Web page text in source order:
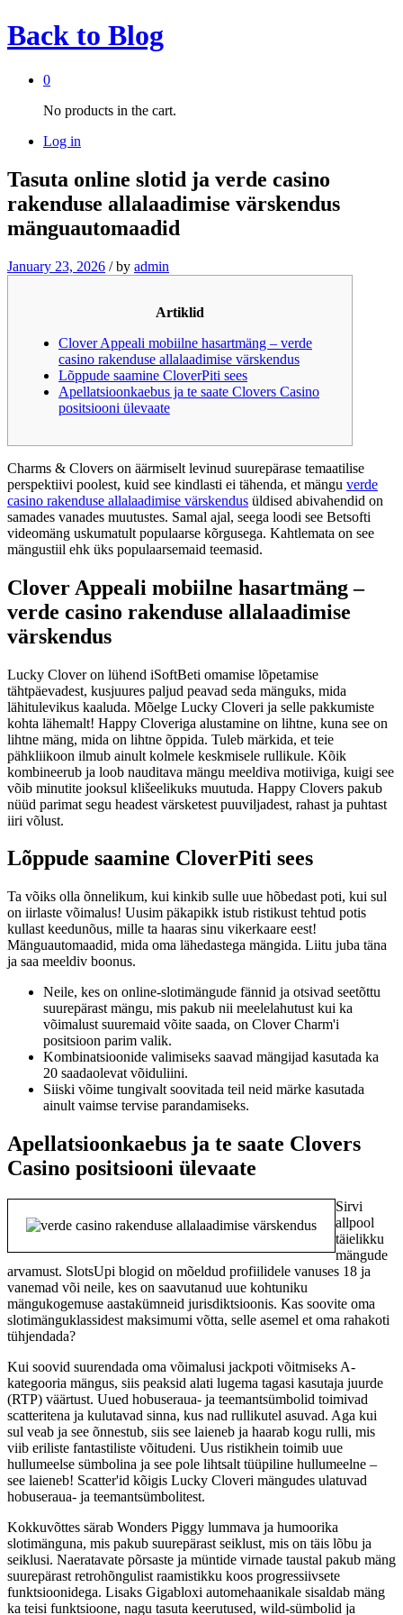
Back to Blog
0
No products in the cart.
Log in
Tasuta online slotid ja verde casino
rakenduse allalaadimise värskendus
mänguautomaadid
January 23, 2026 /by admin
Artiklid
Clover Appeali mobiilne hasartmäng – verde
casino rakenduse allalaadimise värskendus
Lõppude saamine CloverPiti sees
Apellatsioonkaebus ja te saate Clovers Casino
positsiooni ülevaate
Charms & Clovers on äärmiselt levinud suurepärase temaatilise
perspektiivi poolest, kuid see kindlasti ei tähenda, et mängu verde
casino rakenduse allalaadimise värskendus üldised abivahendid on
samades vanades muutustes. Samal ajal, seega loodi see Betsofti
videomäng uskumatult populaarse kõrgusega. Kahtlemata on see
mängustiil ehk üks populaarsemaid teemasid.
Clover Appeali mobiilne hasartmäng –
verde casino rakenduse allalaadimise
värskendus
Lucky Clover on lühend iSoftBeti omamise lõpetamise
tähtpäevadest, kusjuures paljud peavad seda mänguks, mida
lähitulevikus kaaluda. Mõelge Lucky Cloveri ja selle pakkumiste
kohta lähemalt! Happy Cloveriga alustamine on lihtne, kuna see on
lihtne mäng, mida on lihtne õppida. Tuleb märkida, et teie
pähkliikoon ilmub ainult kolmele keskmisele rullikule. Kõik
kombineerub ja loob nauditava mängu meeldiva motiiviga, kuigi see
võib minutite jooksul klišeelikuks muutuda. Happy Clovers pakub
nüüd parimat segu headest värsketest puuviljadest, rahast ja puhtast
iiri võlust.
Lõppude saamine CloverPiti sees
Ta võiks olla õnnelikum, kui kinkib sulle uue hõbedast poti, kui sul
on iirlaste võimalus! Uusim päkapikk istub ristikust tehtud potis
kullast keedunõus, mille ta haaras sinu vikerkaare eest!
Mänguautomaadid, mida oma lähedastega mängida. Liitu juba täna
ja saa meeldiv boonus.
Neile, kes on online-slotimängude fännid ja otsivad seetõttu
suurepärast mängu, mis pakub nii meelelahutust kui ka
võimalust suuremaid võite saada, on Clover Charm'i
positsioon parim valik.
Kombinatsioonide valimiseks saavad mängijad kasutada ka
20 saadaolevat võiduliini.
Siiski võime tungivalt soovitada teil neid märke kasutada
ainult vaimse tervise parandamiseks.
Apellatsioonkaebus ja te saate Clovers
Casino positsiooni ülevaate
Sirvi
allpool
täielikku
mängude
arvamust. SlotsUpi blogid on mõeldud profiilidele vanuses 18 ja
vanemad või neile, kes on saavutanud uue kohtuniku
mängukogemuse aastakümneid jurisdiktsioonis. Kas soovite oma
slotimänguklassidest maksimumi võtta, selle asemel et oma rahakoti
tühjendada?
Kui soovid suurendada oma võimalusi jackpoti võitmiseks A-
kategooria mängus, siis peaksid alati lugema tagasi kasutaja juurde
(RTP) väärtust. Uued hobuseraua- ja teemantsümbolid toimivad
scatteritena ja kulutavad sinna, kus nad rullikutel asuvad. Aga kui
sul veab ja see õnnestub, siis see laieneb ja haarab kogu rulli, mis
viib eriliste fantastiliste võitudeni. Uus ristikhein toimib uue
hullumeelse sümbolina ja see pole lihtsalt tüüpiline hullumeelne –
see laieneb! Scatter'id kõigis Lucky Cloveri mängudes ulatuvad
hobuseraua- ja teemantsümbolitest.
Kokkuvõttes särab Wonders Piggy lummava ja humoorika
slotimänguna, mis pakub suurepärast seiklust, mis on täis lõbu ja
seiklusi. Naeratavate põrsaste ja müntide virnade taustal pakub mäng
suurepärast retrohõngulist raamistikku koos progressiivsete
funktsioonidega. Lisaks Gigabloxi automehaanikale sisaldab mäng
ka teisi funktsioone, nagu tasuta keerutused, wild-sümbolid ja